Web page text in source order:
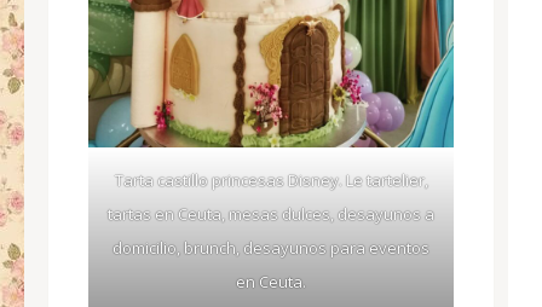
Tarta castillo princesas Disney. Le tartelier,
tartas en Ceuta, mesas dulces, desayunos a
domicilio, brunch, desayunos para eventos
en Ceuta.